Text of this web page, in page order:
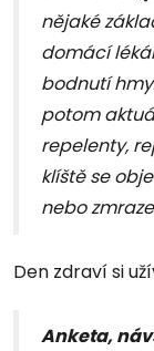
nějaké
domácí
bodnutí
potom
repelenty,
klíště se
nebo
Den zdraví si
Anketa,